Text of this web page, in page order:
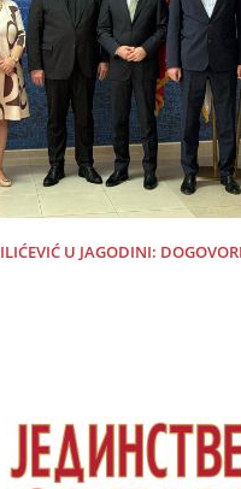
U ЈAGODINI: